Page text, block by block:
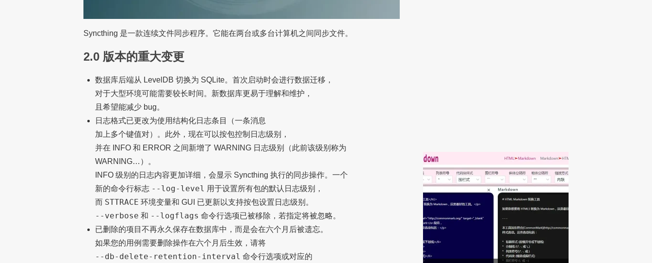
Syncthing 是一款连续文件同步程序。它能在两台或多台计算机之间同步文件。
2.0 版本的重大变更
数据库后端从 LevelDB 切换为 SQLite。首次启动时会进行数据迁移，
对于大型环境可能需要较长时间。新数据库更易于理解和维护，
且希望能减少 bug。
日志格式已更改为使用结构化日志条目（一条消息
加上多个键值对）。此外，现在可以按包控制日志级别，
并在 INFO 和 ERROR 之间新增了 WARNING 日志级别（此前该级别称为
WARNING…）。
INFO 级别的日志内容更加详细，会显示 Syncthing 执行的同步操作。一个
新的命令行标志 --log-level 用于设置所有包的默认日志级别，
而 STTRACE 环境变量和 GUI 已更新以支持按包设置日志级别。
--verbose 和 --logflags 命令行选项已被移除，若指定将被忽略。
已删除的项目不再永久保存在数据库中，而是会在六个月后被遗忘。
如果您的用例需要删除操作在六个月后生效，请将
--db-delete-retention-interval 命令行选项或对应的